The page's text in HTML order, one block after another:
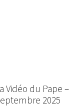
Vidéo du Pape –
2025